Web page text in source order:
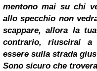
mentono mai su chi
allo specchio non
scappare, allora la
contrario, riuscirai a
essere sulla strada
Sono sicuro che